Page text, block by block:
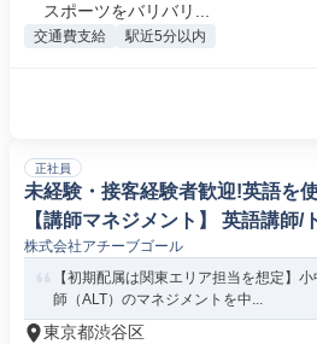
スポーツをバリバリ...
交通費支給 駅近5分以内
正社員
未経験・接客経験者歓迎!英語を
【講師マネジメント】 英語講師/
株式会社アチーブゴール
【初期配属は関東エリア担当を想定】
師（ALT）のマネジメントを中...
東京都渋谷区